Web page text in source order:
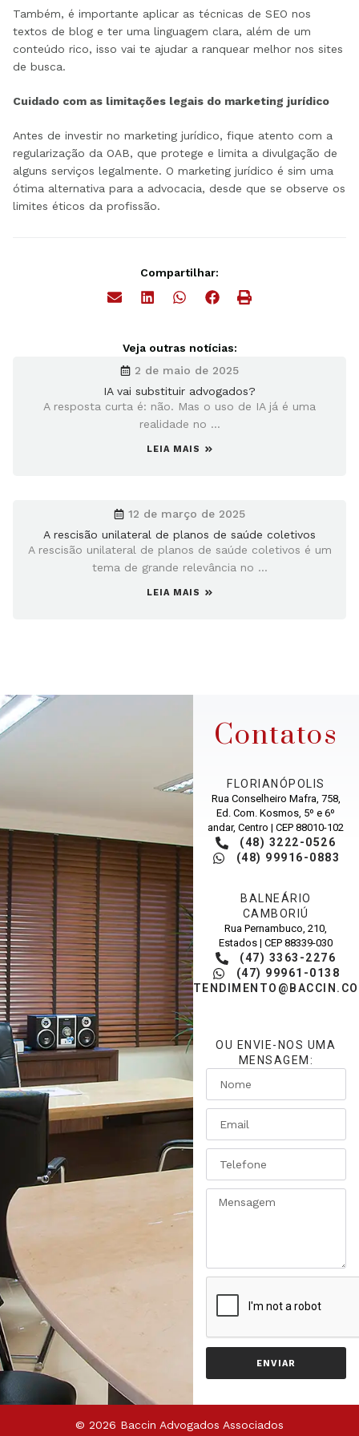
Também, é importante aplicar as técnicas de SEO nos
textos de blog e ter uma linguagem clara, além de um
conteúdo rico, isso vai te ajudar a ranquear melhor nos sites
de busca.
Cuidado com as limitações legais do marketing jurídico
Antes de investir no marketing jurídico, fique atento com a
regularização da OAB, que protege e limita a divulgação de
alguns serviços legalmente. O marketing jurídico é sim uma
ótima alternativa para a advocacia, desde que se observe os
limites éticos da profissão.
Compartilhar:
Veja outras notícias:
2 de maio de 2025
IA vai substituir advogados?
A resposta curta é: não. Mas o uso de IA já é uma
realidade no ...
LEIA MAIS
12 de março de 2025
A rescisão unilateral de planos de saúde coletivos
A rescisão unilateral de planos de saúde coletivos é um
tema de grande relevância no ...
LEIA MAIS
Contatos
FLORIANÓPOLIS
Rua Conselheiro Mafra, 758,
Ed. Com. Kosmos, 5º e 6º
andar, Centro | CEP 88010-102
(48) 3222-0526
(48) 99916-0883
BALNEÁRIO
CAMBORIÚ
Rua Pernambuco, 210,
Estados | CEP 88339-030
(47) 3363-2276
(47) 99961-0138
OU ENVIE-NOS UMA
MENSAGEM:
ENVIAR
© 2026 Baccin Advogados Associados